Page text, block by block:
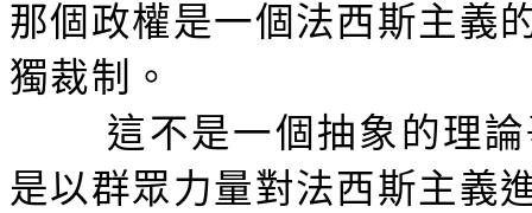
那個政權是一個法西斯主義
獨裁制。
這不是一個抽象的理
是以群眾力量對法西斯主義